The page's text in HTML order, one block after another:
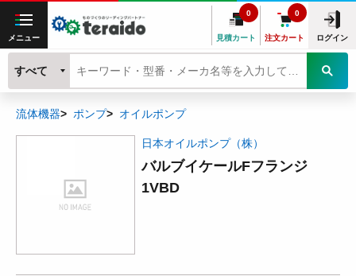
メニュー 見積カート
0
注文カート
0
ログイン
すべて
流体機器 ポンプ オイルポンプ
日本オイルポンプ（株）
バルブイケールFフランジ
1VBD